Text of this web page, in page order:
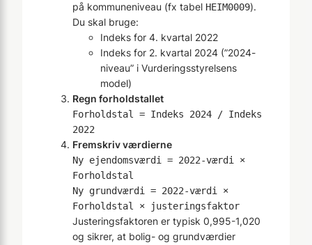
på kommuneniveau (fx tabel HEIM0009).
Du skal bruge:
Indeks for 4. kvartal 2022
Indeks for 2. kvartal 2024 (”2024-
niveau” i Vurderingsstyrelsens
model)
Regn forholdstallet
Forholdstal = Indeks 2024 / Indeks
2022
Fremskriv værdierne
Ny ejendomsværdi = 2022-værdi ×
Forholdstal
Ny grundværdi = 2022-værdi ×
Forholdstal × justeringsfaktor
Justeringsfaktoren er typisk 0,995-1,020
og sikrer, at bolig- og grundværdier